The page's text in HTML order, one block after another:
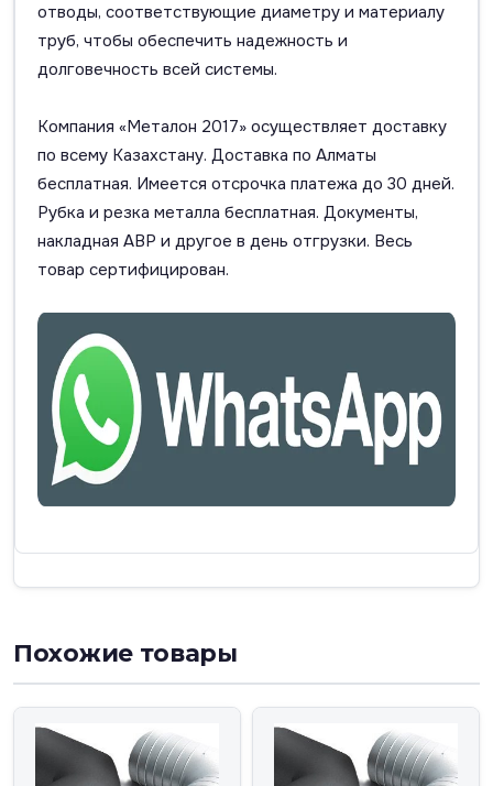
отводы, соответствующие диаметру и материалу
труб, чтобы обеспечить надежность и
долговечность всей системы.
Компания «Металон 2017» осуществляет доставку
по всему Казахстану. Доставка по Алматы
бесплатная. Имеется отсрочка платежа до 30 дней.
Рубка и резка металла бесплатная. Документы,
накладная АВР и другое в день отгрузки. Весь
товар сертифицирован.
Похожие товары